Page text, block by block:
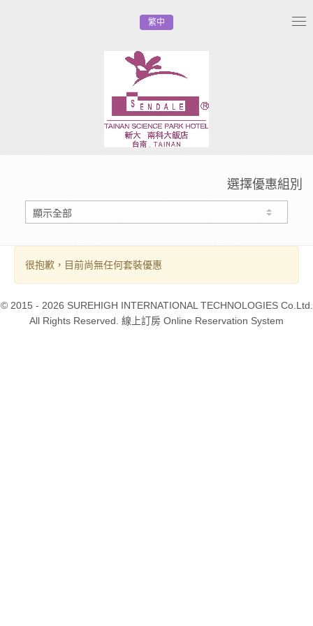
繁中
選擇優惠組別
很抱歉，目前尚無任何套裝優惠
© 2015 - 2026 SUREHIGH INTERNATIONAL TECHNOLOGIES Co.Ltd.
All Rights Reserved. 線上訂房 Online Reservation System